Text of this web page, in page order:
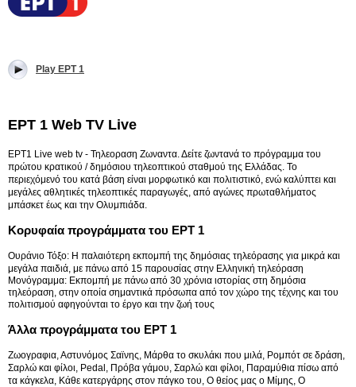
Play EPT 1
EPT 1 Web TV Live
EPT1 Live web tv - Τηλεοραση Ζωναντα. Δείτε ζωντανά το πρόγραμμα του
πρώτου κρατικού / δημόσιου τηλεοπτικού σταθμού της Ελλάδας. Το
περιεχόμενό του κατά βάση είναι μορφωτικό και πολιτιστικό, ενώ καλύπτει και
μεγάλες αθλητικές τηλεοπτικές παραγωγές, από αγώνες πρωταθλήματος
μπάσκετ έως και την Ολυμπιάδα.
Κορυφαία προγράμματα του ΕPΤ 1
Ουράνιο Τόξο: Η παλαιότερη εκπομπή της δημόσιας τηλεόρασης για μικρά και
μεγάλα παιδιά, με πάνω από 15 παρουσίας στην Ελληνική τηλεόραση
Μονόγραμμα: Εκπομπή με πάνω από 30 χρόνια ιστορίας στη δημόσια
τηλεόραση, στην οποία σημαντικά πρόσωπα από τον χώρο της τέχνης και του
πολιτισμού αφηγούνται το έργο και την ζωή τους
Άλλα προγράμματα του ΕPΤ 1
Ζωογραφια, Αστυνόμος Σαϊνης, Μάρθα το σκυλάκι που μιλά, Ρομπότ σε δράση,
Σαρλώ και φίλοι, Pedal, Πρόβα γάμου, Σαρλώ και φίλοι, Παραμύθια πίσω από
τα κάγκελα, Κάθε κατεργάρης στον πάγκο του, Ο θείος μας ο Μίμης, Ο